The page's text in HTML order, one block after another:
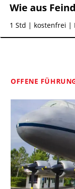
Wie aus
1 Std | kostenfrei |
OFFENE